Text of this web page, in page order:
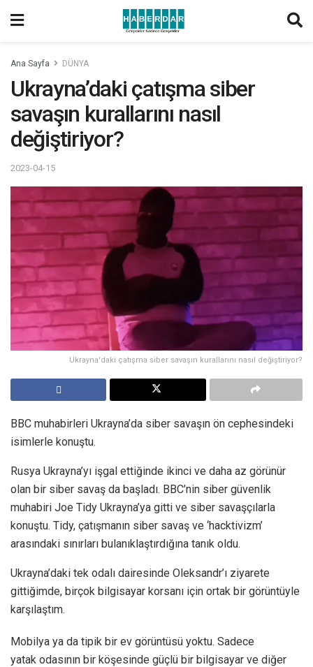
Ana Sayfa DÜNYA
Ukrayna’daki çatışma siber
savaşın kurallarını nasıl
değiştiriyor?
2023-04-15
Ukrayna'daki çatışma siber savaşın kurallarını nasıl değiştiriyor?
BBC muhabirleri Ukrayna’da siber savaşın ön cephesindeki
isimlerle konuştu.
Rusya Ukrayna’yı işgal ettiğinde ikinci ve daha az görünür
olan bir siber savaş da başladı. BBC’nin siber güvenlik
muhabiri Joe Tidy Ukrayna’ya gitti ve siber savaşçılarla
konuştu. Tidy, çatışmanın siber savaş ve ‘hacktivizm’
arasındaki sınırları bulanıklaştırdığına tanık oldu.
Ukrayna’daki tek odalı dairesinde Oleksandr’ı ziyarete
gittiğimde, birçok bilgisayar korsanı için ortak bir görüntüyle
karşılaştım.
Mobilya ya da tipik bir ev görüntüsü yoktu. Sadece
yatak odasının bir köşesinde güçlü bir bilgisayar ve diğer